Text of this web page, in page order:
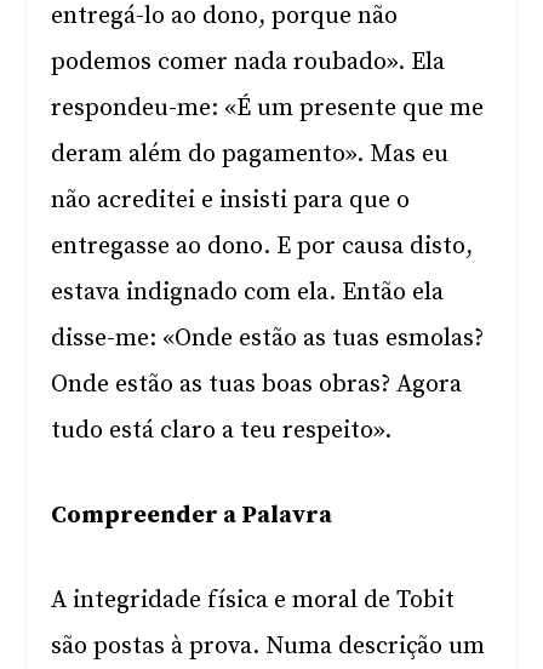
entregá-lo ao dono, porque não
podemos comer nada roubado». Ela
respondeu-me: «É um presente que me
deram além do pagamento». Mas eu
não acreditei e insisti para que o
entregasse ao dono. E por causa disto,
estava indignado com ela. Então ela
disse-me: «Onde estão as tuas esmolas?
Onde estão as tuas boas obras? Agora
tudo está claro a teu respeito».
Compreender a Palavra
A integridade física e moral de Tobit
são postas à prova. Numa descrição um